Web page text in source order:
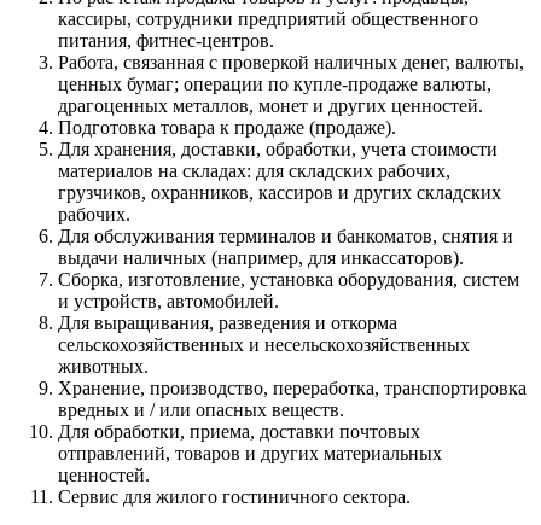
кассиры, сотрудники предприятий общественного
питания, фитнес-центров.
Работа, связанная с проверкой наличных денег, валюты,
ценных бумаг; операции по купле-продаже валюты,
драгоценных металлов, монет и других ценностей.
Подготовка товара к продаже (продаже).
Для хранения, доставки, обработки, учета стоимости
материалов на складах: для складских рабочих,
грузчиков, охранников, кассиров и других складских
рабочих.
Для обслуживания терминалов и банкоматов, снятия и
выдачи наличных (например, для инкассаторов).
Сборка, изготовление, установка оборудования, систем
и устройств, автомобилей.
Для выращивания, разведения и откорма
сельскохозяйственных и несельскохозяйственных
животных.
Хранение, производство, переработка, транспортировка
вредных и / или опасных веществ.
Для обработки, приема, доставки почтовых
отправлений, товаров и других материальных
ценностей.
Сервис для жилого гостиничного сектора.